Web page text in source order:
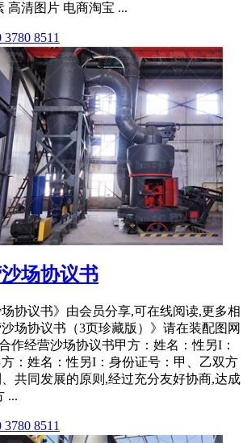
高清图片 电商淘宝 ...
8511
场协议书
场协议书》由会员分享,可在线阅读,更多相
场协议书（3页珍藏版）》请在装配图网
作经营沙场协议书甲方：姓名：性另I：
：姓名：性另I：身份证号：甲、乙双方
共同发展的原则,经过充分友好协商,达成
...
8511